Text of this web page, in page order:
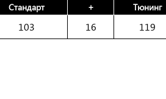
Стандарт + Тюнинг
103 16 119